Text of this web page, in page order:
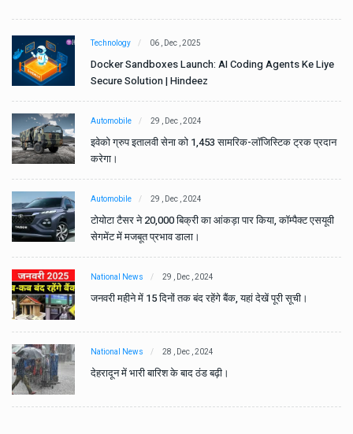
Technology 06 , Dec , 2025
Docker Sandboxes Launch: AI Coding Agents Ke Liye
Secure Solution | Hindeez
Automobile 29 , Dec , 2024
इवेको ग्रुप इतालवी सेना को 1,453 सामरिक-लॉजिस्टिक ट्रक प्रदान
करेगा।
Automobile 29 , Dec , 2024
टोयोटा टैसर ने 20,000 बिक्री का आंकड़ा पार किया, कॉम्पैक्ट एसयूवी
सेगमेंट में मजबूत प्रभाव डाला।
National News 29 , Dec , 2024
जनवरी महीने में 15 दिनों तक बंद रहेंगे बैंक, यहां देखें पूरी सूची।
National News 28 , Dec , 2024
देहरादून में भारी बारिश के बाद ठंड बढ़ी।